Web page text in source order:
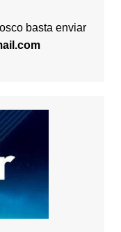
basta enviar